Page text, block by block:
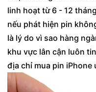
linh hoạt từ 6 - 12
nếu phát hiện pin
là lý do vì sao hàng
khu vực lân cận luôn
địa chỉ mua pin iPhone